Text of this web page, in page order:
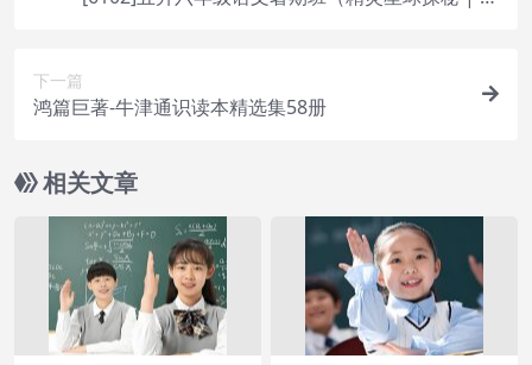
下一篇
鸿篇巨著-牛津通识读本精选集58册
相关文章